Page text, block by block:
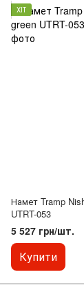
ХІТ
Намет Tramp
UTRT-053
5 527 грн/шт.
Купити